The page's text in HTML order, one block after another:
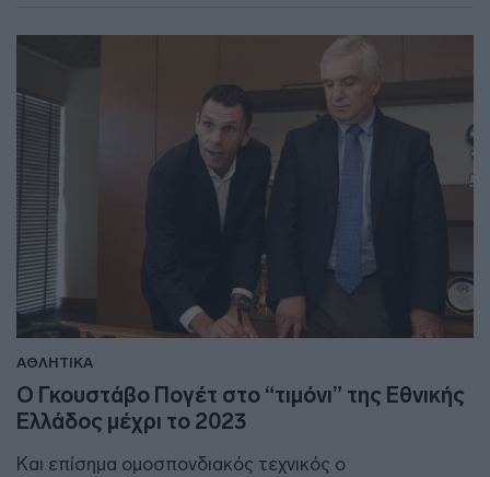
ΑΘΛΗΤΙΚΑ
Ο Γκουστάβο Πογέτ στο “τιμόνι” της Εθνικής
Ελλάδος μέχρι το 2023
Και επίσημα ομοσπονδιακός τεχνικός ο